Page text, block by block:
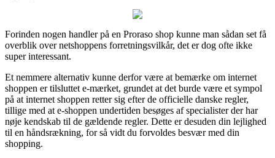
Forinden nogen handler på en Proraso shop kunne man sådan set få
overblik over netshoppens forretningsvilkår, det er dog ofte ikke
super interessant.
Et nemmere alternativ kunne derfor være at bemærke om internet
shoppen er tilsluttet e-mærket, grundet at det burde være et sympol
på at internet shoppen retter sig efter de officielle danske regler,
tillige med at e-shoppen undertiden besøges af specialister der har
nøje kendskab til de gældende regler. Dette er desuden din lejlighed
til en håndsrækning, for så vidt du forvoldes besvær med din
shopping.